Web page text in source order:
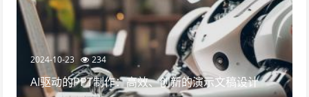
2024-10-23 234
AI驱动的PPT制作：高效、创新的演示文稿设计